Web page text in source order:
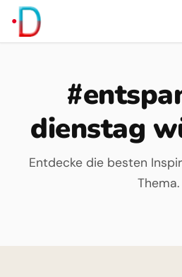
dienstag
Entdecke die besten
Thema.